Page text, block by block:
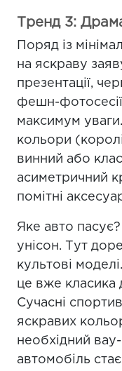
Тренд 3:
Поряд із
на яскраву
презентації,
фешн-
максимум
кольори
винний або
асиметричний
помітні
Яке авто
унісон. Тут
культові
це вже класика
Сучасні
яскравих
необхідний
автомобіль